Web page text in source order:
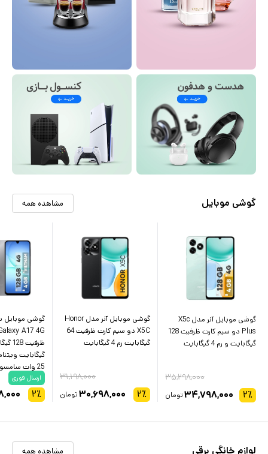
گوشی موبایل مشاهده همه
گوشی موبایل آنر مدل X5c
Plus دو سیم کارت ظرفیت 128
گیگابایت و رم 4 گیگابایت
۲٪
۳۵,۲۹۸,۰۰۰
۳۴,۷۹۸,۰۰۰تومان
گوشی موبایل آنر مدل Honor
X5C دو سیم کارت ظرفیت 64
گیگابایت رم 4 گیگابایت
۲٪
۳۱,۱۹۸,۰۰۰
۳۰,۶۹۸,۰۰۰تومان
گوشی
گیگابایت
25 وات سامسونگ
ارسال فوری
۲٪
لوازم خانگی برقی مشاهده همه